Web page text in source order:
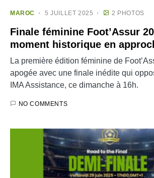
MAROC 5 JUILLET 2025 2 PHOTOS
Finale féminine Foot’Assur
moment historique en
La première édition féminine de
apogée avec une finale inédite qui
IMA Assistance, ce dimanche à 16h.
NO COMMENTS